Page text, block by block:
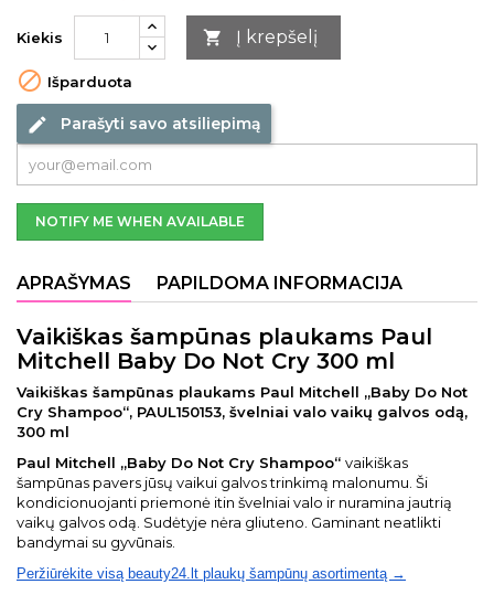
Kiekis  Į krepšelį
 Išparduota
edit Parašyti savo atsiliepimą
NOTIFY ME WHEN AVAILABLE
APRAŠYMAS PAPILDOMA INFORMACIJA
Vaikiškas šampūnas plaukams Paul
Mitchell Baby Do Not Cry 300 ml
Vaikiškas šampūnas plaukams Paul Mitchell „Baby Do Not
Cry Shampoo“, PAUL150153, švelniai valo vaikų galvos odą,
300 ml
Paul Mitchell „Baby Do Not Cry Shampoo“ vaikiškas
šampūnas pavers jūsų vaikui galvos trinkimą malonumu. Ši
kondicionuojanti priemonė itin švelniai valo ir nuramina jautrią
vaikų galvos odą. Sudėtyje nėra gliuteno. Gaminant neatlikti
bandymai su gyvūnais.
Peržiūrėkite visą beauty24.lt plaukų šampūnų asortimentą →